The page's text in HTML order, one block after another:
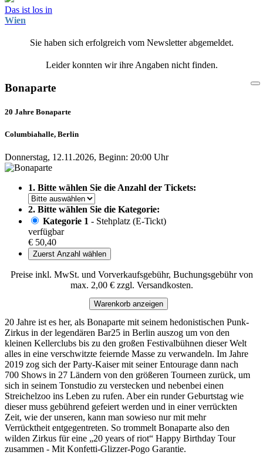
Das ist los in
Wien
Sie haben sich erfolgreich vom Newsletter abgemeldet.
Leider konnten wir ihre Angaben nicht finden.
Bonaparte
20 Jahre Bonaparte
Columbiahalle, Berlin
Donnerstag, 12.11.2026, Beginn: 20:00 Uhr
1. Bitte wählen Sie die Anzahl der Tickets:
2. Bitte wählen Sie die Kategorie:
Kategorie 1 - Stehplatz (E-Tickt)
verfügbar
€ 50,40
Zuerst Anzahl wählen
Preise inkl. MwSt. und Vorverkaufsgebühr, Buchungsgebühr von
max. 2,00 € zzgl. Versandkosten.
Warenkorb anzeigen
20 Jahre ist es her, als Bonaparte mit seinem hedonistischen Punk-
Zirkus in der legendären Bar25 in Berlin auszog um von den
kleinen Kellerclubs bis zu den großen Festivalbühnen dieser Welt
alles in eine verschwitzte feiernde Masse zu verwandeln. Im Jahre
2019 zog sich der Party-Kaiser mit seiner Entourage dann nach
700 Shows in 27 Ländern von den größeren Tourneen zurück, um
sich in seinem Tonstudio zu verstecken und nebenbei einen
Streichelzoo ins Leben zu rufen. Aber ein runder Geburtstag wie
dieser muss gebührend gefeiert werden und in einer verrückten
Zeit, wie der unseren, kann man sowieso nur mit mehr
Verrücktheit entgegentreten. So trommelt Bonaparte also den
wilden Zirkus für eine „20 years of riot“ Happy Birthday Tour
zusammen - Mit Konfetti-Glizzer-Pogo Garantie.